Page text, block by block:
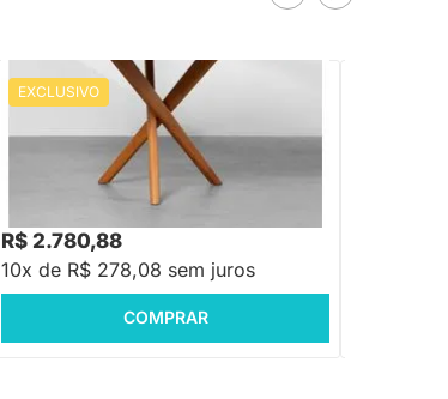
EXCLUSIVO
Mesa de Jantar Thai Redonda Carvalho
Americano - 1,35m
R$ 2.780,88
10x de R$ 278,08 sem juros
COMPRAR